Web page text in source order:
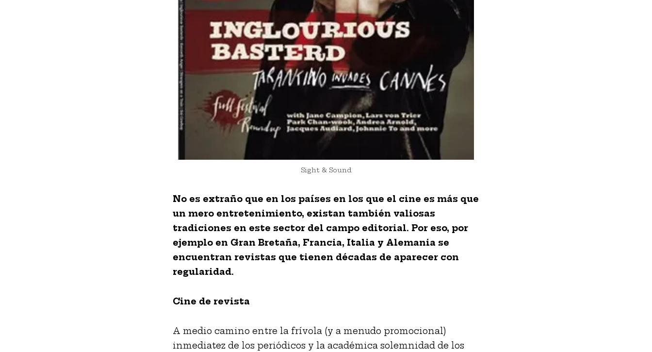
Sight & Sound
No es extraño que en los países en los que el cine es más que
un mero entretenimiento, existan también valiosas
tradiciones en este sector del campo editorial. Por eso, por
ejemplo en Gran Bretaña, Francia, Italia y Alemania se
encuentran revistas que tienen décadas de aparecer con
regularidad.
Cine de revista
A medio camino entre la frívola (y a menudo promocional)
inmediatez de los periódicos y la académica solemnidad de los